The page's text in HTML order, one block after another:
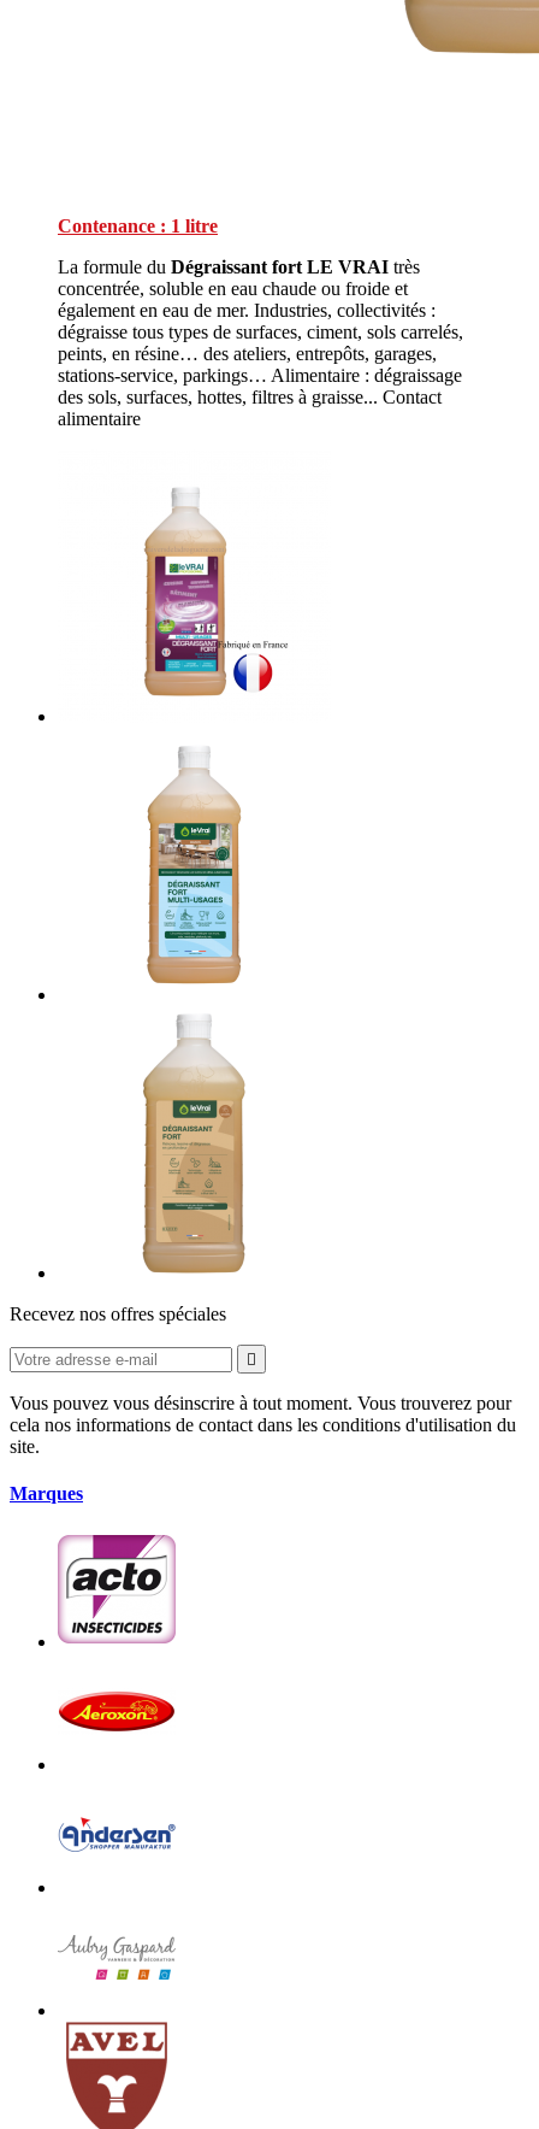
Contenance : 1 litre
La formule du Dégraissant fort LE VRAI très
concentrée, soluble en eau chaude ou froide et
également en eau de mer. Industries, collectivités :
dégraisse tous types de surfaces, ciment, sols carrelés,
peints, en résine… des ateliers, entrepôts, garages,
stations-service, parkings… Alimentaire : dégraissage
des sols, surfaces, hottes, filtres à graisse... Contact
alimentaire
Recevez nos offres spéciales

Vous pouvez vous désinscrire à tout moment. Vous trouverez pour
cela nos informations de contact dans les conditions d'utilisation du
site.
Marques